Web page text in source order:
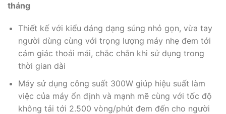
tháng
Thiết kế với kiểu dáng dạng súng nhỏ gọn, vừa tay
người dùng cùng với trọng lượng máy nhẹ đem tới
cảm giác thoải mái, chắc chắn khi sử dụng trong
thời gian dài
Máy sử dụng công suất 300W giúp hiệu suất làm
việc của máy ổn định và mạnh mẽ cùng với tốc độ
không tải tới 2.500 vòng/phút đem đến cho người